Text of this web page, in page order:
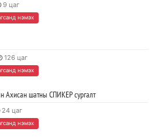
хэлийг түрүүлж сурах вэ?
найзтай байх нь ажлын бүтээмж
ажиллах суурь болдог
9 цаг
нэмэх
126 цаг
нэмэх
Ахисан шатны СПИКЕР сургалт
24 цаг
нэмэх